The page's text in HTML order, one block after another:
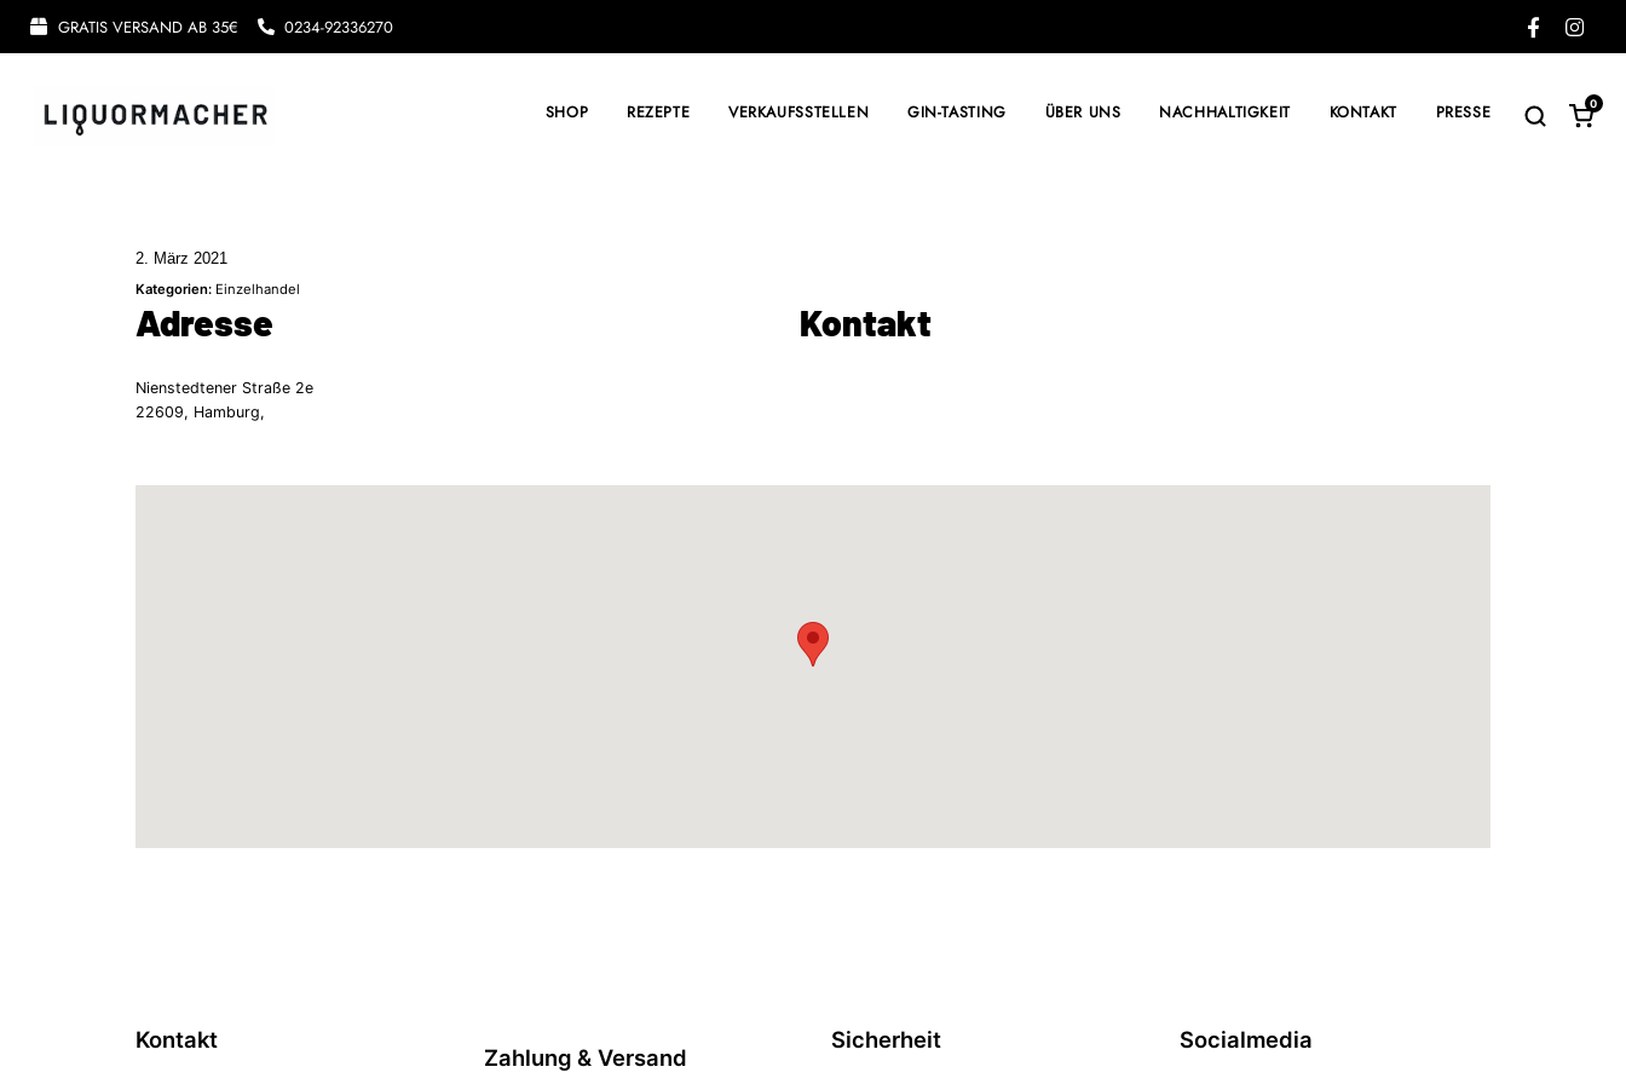
GRATIS VERSAND AB 35€ 0234-92336270
SHOP REZEPTE VERKAUFSSTELLEN GIN-TASTING ÜBER UNS NACHHALTIGKEIT KONTAKT PRESSE 0
2. März 2021
Kategorien: Einzelhandel
Adresse
Nienstedtener Straße 2e
22609, Hamburg,
Kontakt
Kontakt
Zahlung & Versand
Sicherheit Socialmedia